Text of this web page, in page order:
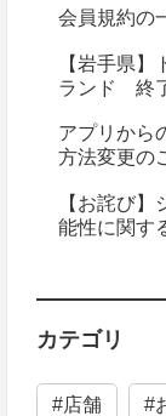
会員規約の
【岩手県
ランド 終
アプリから
方法変更の
【お詫び
能性に関す
カテゴリ
#店舗 #